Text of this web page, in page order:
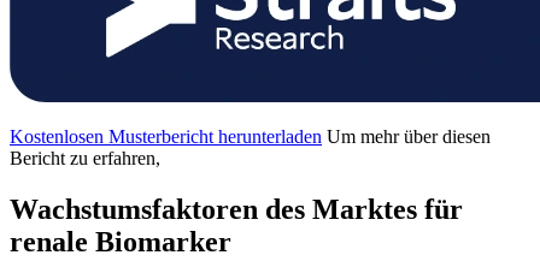
Kostenlosen Musterbericht herunterladen Um mehr über diesen
Bericht zu erfahren,
Wachstumsfaktoren des Marktes für
renale Biomarker